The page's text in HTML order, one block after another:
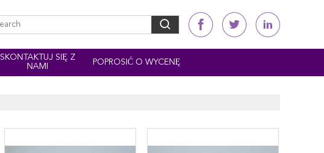
SKONTAKTUJ SIĘ Z
NAMI
POPROSIĆ O WYCENĘ